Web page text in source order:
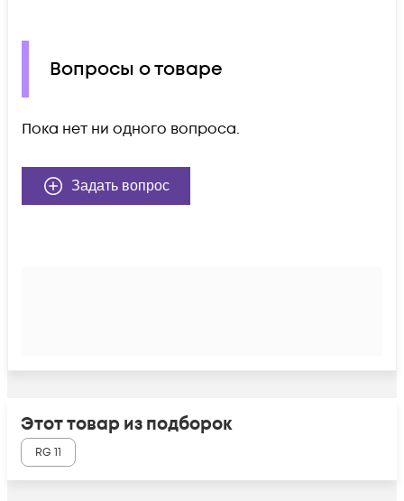
Вопросы о товаре
Пока нет ни одного вопроса.
Задать вопрос
Этот товар из подборок
RG 11